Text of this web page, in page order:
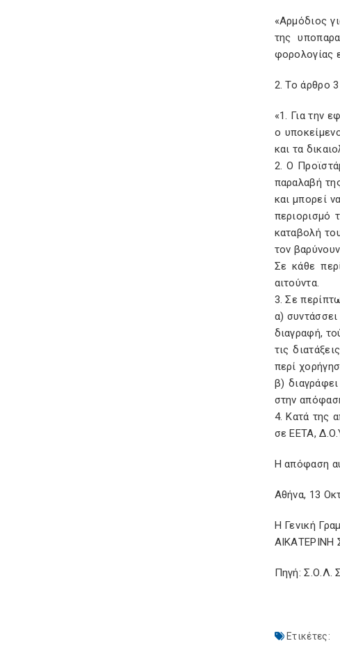
«Αρμόδιος
της
φορολογίας
2. Το άρθρο
«1. Για την
ο
και τα
2. Ο
παραλαβή
και μπορεί
περιορισμό
καταβολή
τον
Σε κάθε
αιτούντα.
3. Σε
α)
διαγραφή,
τις
περί
β)
στην
4. Κατά της
σε ΕΕΤΑ,
Η απόφαση
Αθήνα, 13
Η Γενική
ΑΙΚΑΤΕΡΙΝΗ
Πηγή: Σ.Ο.Λ.
Ετικέτες: